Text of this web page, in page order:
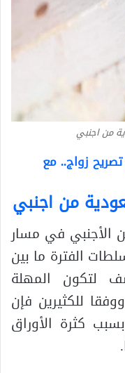
من اجنبي
زواج.. مع
من اجنبي
الأجنبي في مسار
الفترة ما بين
لتكون المهلة
للكثيرين فإن
كثرة الأوراق